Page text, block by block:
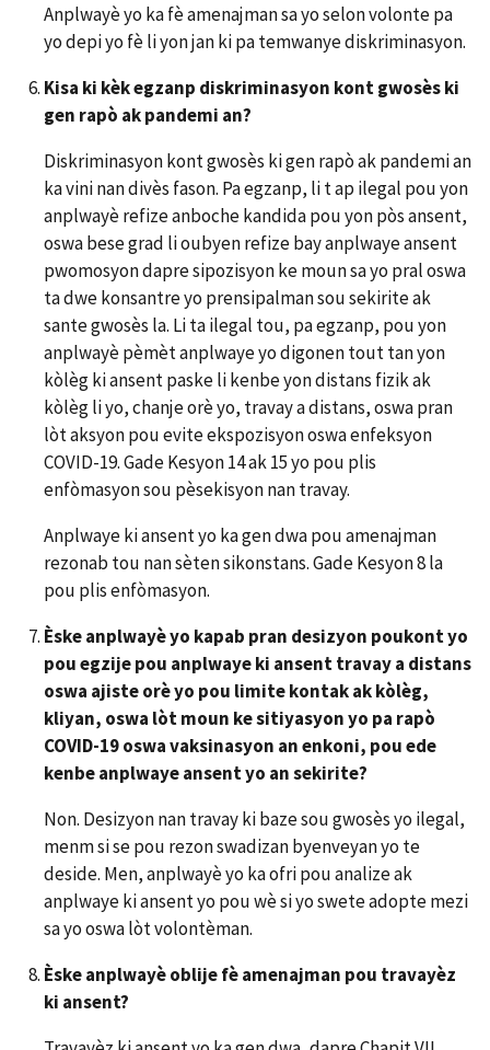
Anplwayè yo ka fè amenajman sa yo selon volonte pa
yo depi yo fè li yon jan ki pa temwanye diskriminasyon.
Kisa ki kèk egzanp diskriminasyon kont gwosès ki
gen rapò ak pandemi an?
Diskriminasyon kont gwosès ki gen rapò ak pandemi an
ka vini nan divès fason. Pa egzanp, li t ap ilegal pou yon
anplwayè refize anboche kandida pou yon pòs ansent,
oswa bese grad li oubyen refize bay anplwaye ansent
pwomosyon dapre sipozisyon ke moun sa yo pral oswa
ta dwe konsantre yo prensipalman sou sekirite ak
sante gwosès la. Li ta ilegal tou, pa egzanp, pou yon
anplwayè pèmèt anplwaye yo digonen tout tan yon
kòlèg ki ansent paske li kenbe yon distans fizik ak
kòlèg li yo, chanje orè yo, travay a distans, oswa pran
lòt aksyon pou evite ekspozisyon oswa enfeksyon
COVID-19. Gade Kesyon 14 ak 15 yo pou plis
enfòmasyon sou pèsekisyon nan travay.
Anplwaye ki ansent yo ka gen dwa pou amenajman
rezonab tou nan sèten sikonstans. Gade Kesyon 8 la
pou plis enfòmasyon.
Èske anplwayè yo kapab pran desizyon poukont yo
pou egzije pou anplwaye ki ansent travay a distans
oswa ajiste orè yo pou limite kontak ak kòlèg,
kliyan, oswa lòt moun ke sitiyasyon yo pa rapò
COVID-19 oswa vaksinasyon an enkoni, pou ede
kenbe anplwaye ansent yo an sekirite?
Non. Desizyon nan travay ki baze sou gwosès yo ilegal,
menm si se pou rezon swadizan byenveyan yo te
deside. Men, anplwayè yo ka ofri pou analize ak
anplwaye ki ansent yo pou wè si yo swete adopte mezi
sa yo oswa lòt volontèman.
Èske anplwayè oblije fè amenajman pou travayèz
ki ansent?